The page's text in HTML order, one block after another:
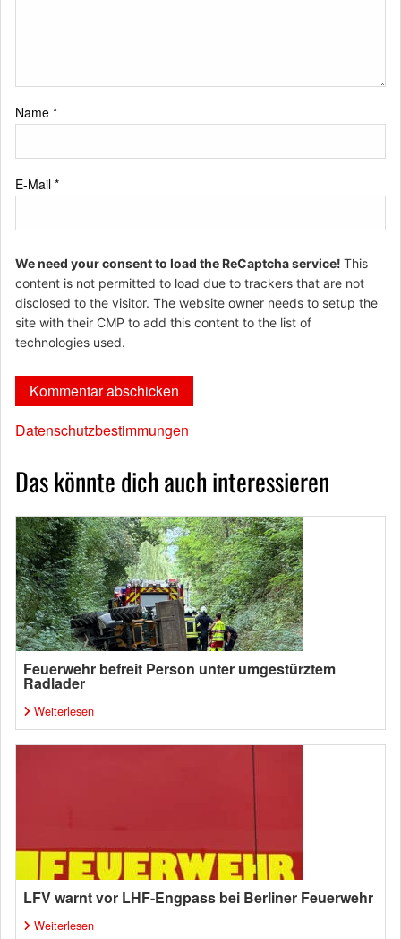
Name *
E-Mail *
We need your consent to load the ReCaptcha service! This
content is not permitted to load due to trackers that are not
disclosed to the visitor. The website owner needs to setup the
site with their CMP to add this content to the list of
technologies used.
Datenschutzbestimmungen
Das könnte dich auch interessieren
Feuerwehr befreit Person unter umgestürztem
Radlader
Weiterlesen
LFV warnt vor LHF-Engpass bei Berliner Feuerwehr
Weiterlesen